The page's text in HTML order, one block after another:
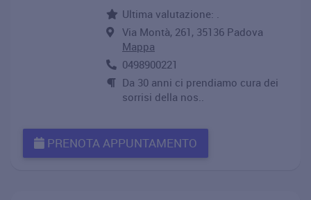
Ultima valutazione: .
Via Montà, 261, 35136 Padova
Mappa
0498900221
Da 30 anni ci prendiamo cura dei
sorrisi della nos..
PRENOTA APPUNTAMENTO